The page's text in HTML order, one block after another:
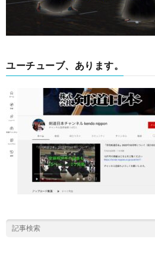
ユーチューブ、あります。